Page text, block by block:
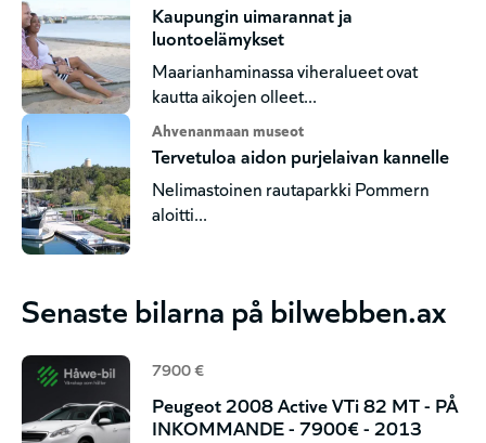
Kaupungin uimarannat ja
luontoelämykset
Maarianhaminassa viheralueet ovat
kautta aikojen olleet...
Ahvenanmaan museot
Tervetuloa aidon purjelaivan kannelle
Nelimastoinen rautaparkki Pommern
aloitti...
Senaste bilarna på bilwebben.ax
7900 €
Peugeot 2008 Active VTi 82 MT - PÅ
INKOMMANDE - 7900€ - 2013